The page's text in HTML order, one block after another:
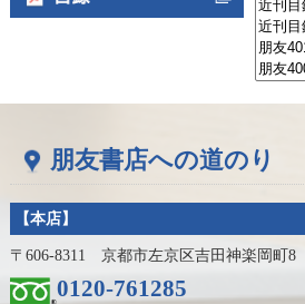
朋友書店への道のり
【本店】
〒606-8311 京都市左京区吉田神楽岡町8
0120-761285